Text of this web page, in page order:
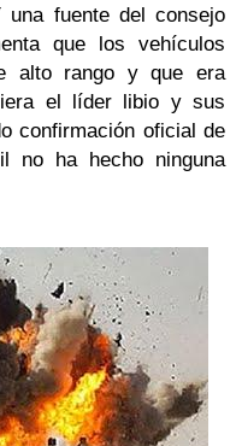
una fuente del consejo
que los vehículos
alto rango y que era
el líder libio y sus
confirmación oficial de
no ha hecho ninguna